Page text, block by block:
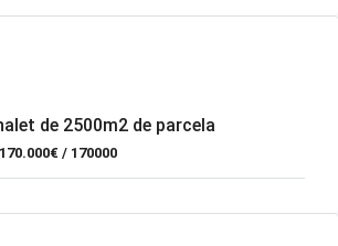
de 2500m2 de parcela
170.000€ / 170000